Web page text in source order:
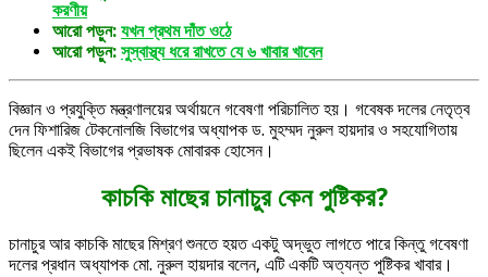
করণীয়
আরো পড়ুন: যখন প্রথম দাঁত ওঠে
আরো পড়ুন: সুস্বাস্থ্য ধরে রাখতে যে ৬ খাবার খাবেন
বিজ্ঞান ও প্রযুক্তি মন্ত্রণালয়ের অর্থায়নে গবেষণা পরিচালিত হয়। গবেষক দলের নেতৃত্ব
দেন ফিশারিজ টেকনোলজি বিভাগের অধ্যাপক ড. মুহম্মদ নুরুল হায়দার ও সহযোগিতায়
ছিলেন একই বিভাগের প্রভাষক মোবারক হোসেন।
কাচকি মাছের চানাচুর কেন পুষ্টিকর?
চানাচুর আর কাচকি মাছের মিশ্রণ শুনতে হয়ত একটু অদ্ভুত লাগতে পারে কিন্তু গবেষণা
দলের প্রধান অধ্যাপক মো. নুরুল হায়দার বলেন, এটি একটি অত্যন্ত পুষ্টিকর খাবার।